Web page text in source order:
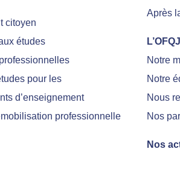
citoyen
études
pour les
d’enseignement
professionnelle
Après
L’OFQJ
Notre
Notre
Nous
Nos
Nos